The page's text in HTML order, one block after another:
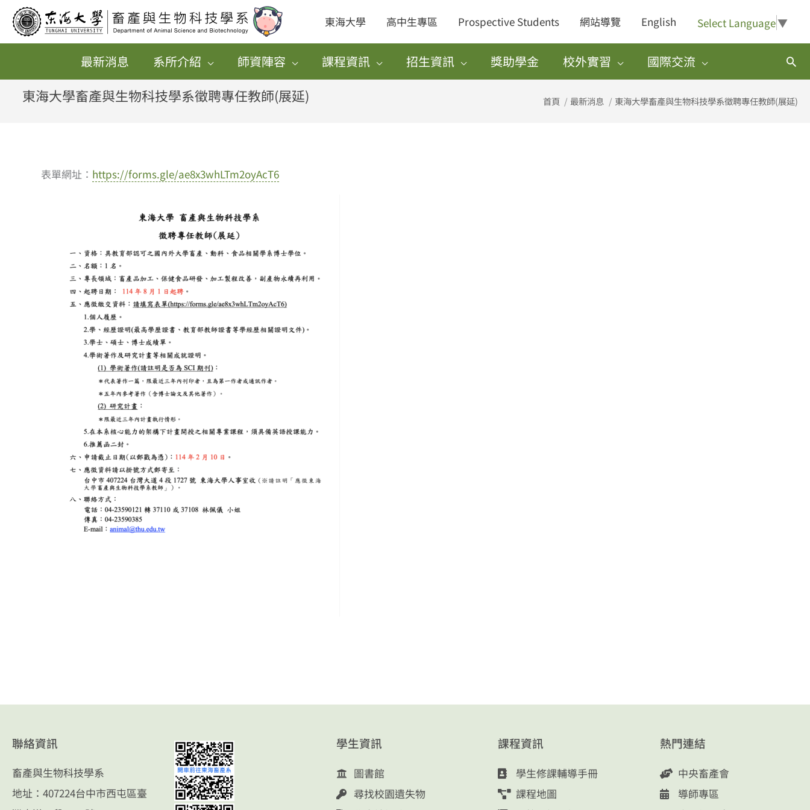
東海大學 高中生專區 Prospective Students 網站導覽 English Select Language▼
最新消息 系所介紹 師資陣容 課程資訊 招生資訊 獎助學金 校外實習 國際交流
搜
尋
東海大學畜產與生物科技學系徵聘專任教師(展延) 首頁 最新消息 東海大學畜產與生物科技學系徵聘專任教師(展延)
表單網址： https://forms.gle/ae8x3whLTm2oyAcT6
聯絡資訊
畜產與生物科技學系
地址：407224台中市西屯區臺
學生資訊
圖書館
尋找校園遺失物
課程資訊
學生修課輔導手冊
課程地圖
熱門連結
中央畜產會
導師專區